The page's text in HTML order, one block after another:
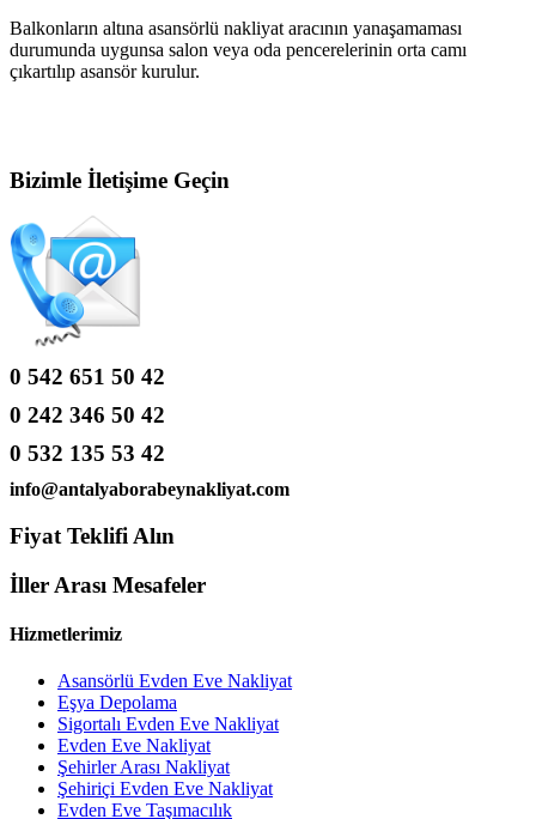
Balkonların altına asansörlü nakliyat aracının yanaşamaması
durumunda uygunsa salon veya oda pencerelerinin orta camı
çıkartılıp asansör kurulur.
Bizimle İletişime Geçin
0 542 651 50 42
0 242 346 50 42
0 532 135 53 42
info@antalyaborabeynakliyat.com
Fiyat Teklifi Alın
İller Arası Mesafeler
Hizmetlerimiz
Asansörlü Evden Eve Nakliyat
Eşya Depolama
Sigortalı Evden Eve Nakliyat
Evden Eve Nakliyat
Şehirler Arası Nakliyat
Şehiriçi Evden Eve Nakliyat
Evden Eve Taşımacılık